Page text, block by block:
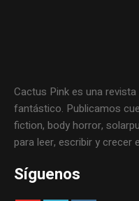
Cactus Pink es una
fantástico. Publicamos
fiction, body horror,
para leer, escribir y crecer
Síguenos